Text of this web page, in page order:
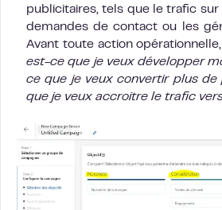
publicitaires, tels que le trafic
demandes de contact ou les
Avant toute action
est-ce que je veux développer
ce que je veux convertir plus
que je veux accroitre le trafic